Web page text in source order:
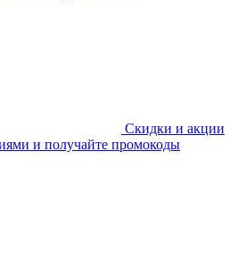
Скидки и акции
и получайте промокоды